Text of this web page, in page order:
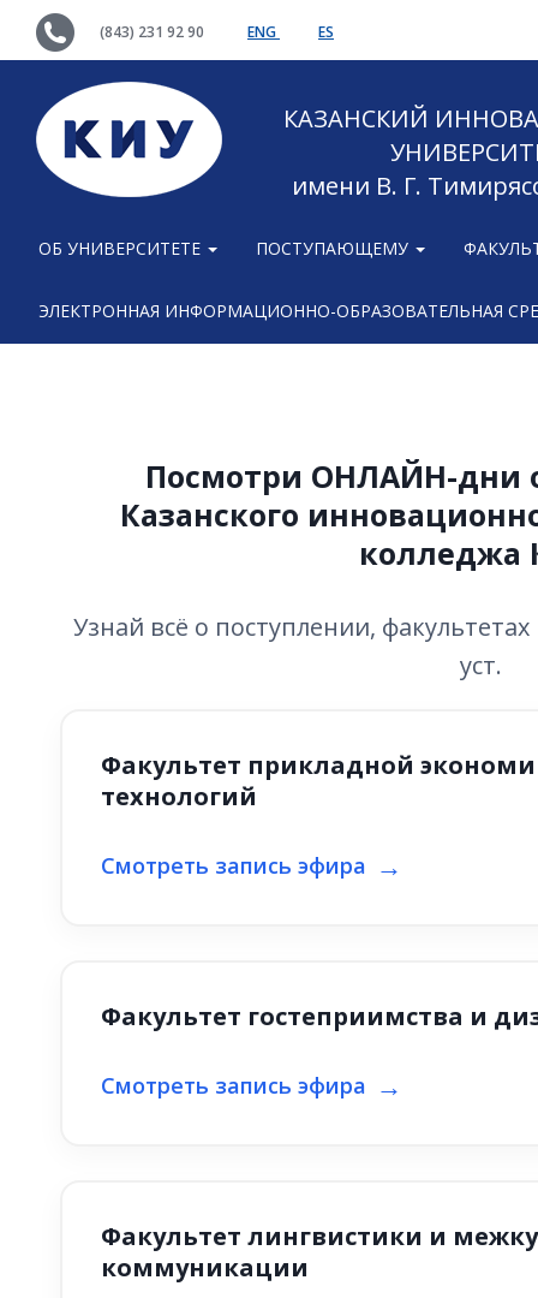
(843) 231 92 90 ENG ES
КАЗАНСКИЙ
имени В. Г.
ОБ УНИВЕРСИТЕТЕ ПОСТУПАЮЩЕМУ
ЭЛЕКТРОННАЯ ИНФОРМАЦИОННО-ОБРАЗОВАТЕЛЬНАЯ
Посмотри ОНЛАЙН-дни
Казанского
колледжа
Узнай всё о поступлении,
уст.
Факультет прикладной
технологий
Смотреть запись эфира
Факультет гостеприимства и
Смотреть запись эфира
Факультет лингвистики и
коммуникации